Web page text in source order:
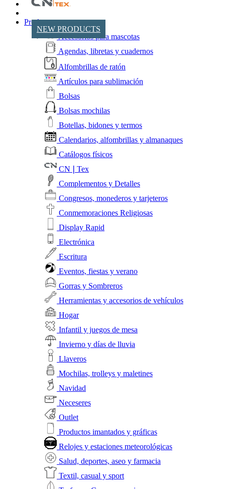
NEW PRODUCTS
Productos
Accesorios para mascotas
Agendas, libretas y cuadernos
Alfombrillas de ratón
Artículos para sublimación
Bolsas
Bolsas mochilas
Botellas, bidones y termos
Calendarios, alfombrillas y almanaques
Catálogos físicos
CN❘Tex
Complementos y Detalles
Congresos, monederos y tarjeteros
Conmemoraciones Religiosas
Display Rapid
Electrónica
Escritura
Eventos, fiestas y verano
Gorras y Sombreros
Herramientas y accesorios de vehículos
Hogar
Infantil y juegos de mesa
Invierno y días de lluvia
Llaveros
Mochilas, trolleys y maletines
Navidad
Neceseres
Outlet
Productos imantados y gráficas
Relojes y estaciones meteorológicas
Salud, deportes, aseo y farmacia
Textil, casual y sport